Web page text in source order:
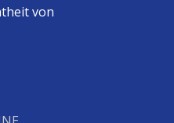
von